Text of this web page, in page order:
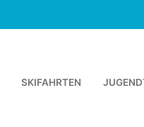
SKIFAHRTEN